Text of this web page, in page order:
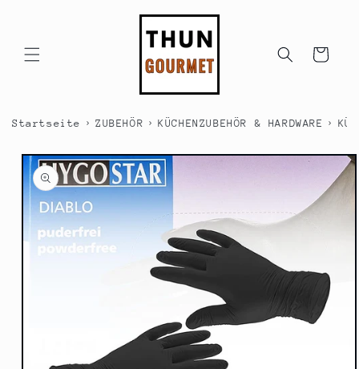
Warenkorb
Startseite › ZUBEHÖR › KÜCHENZUBEHÖR & HARDWARE ›